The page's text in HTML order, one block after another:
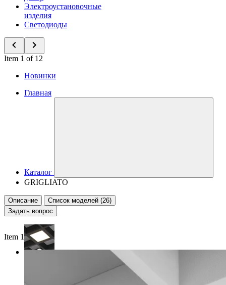
Электроустановочные
изделия
Светодиоды
Item 1 of 12
Новинки
Главная
Каталог
GRIGLIATO
Описание
Список моделей (26)
Задать вопрос
Item 1 of 2